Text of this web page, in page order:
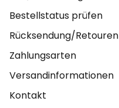
Bestellstatus prüfen
Rücksendung/Retouren
Zahlungsarten
Versandinformationen
Kontakt